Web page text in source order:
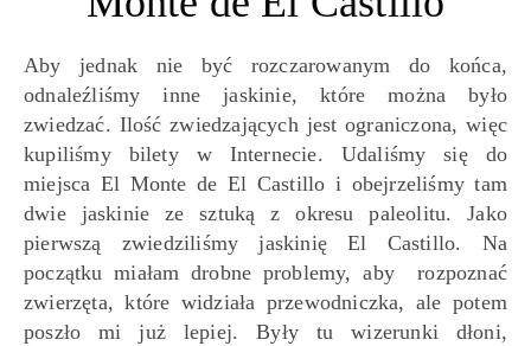
Aby jednak nie być rozczarowanym do końca,
odnaleźliśmy inne jaskinie, które można było
zwiedzać. Ilość zwiedzających jest ograniczona, więc
kupiliśmy bilety w Internecie. Udaliśmy się do
miejsca El Monte de El Castillo i obejrzeliśmy tam
dwie jaskinie ze sztuką z okresu paleolitu. Jako
pierwszą zwiedziliśmy jaskinię El Castillo. Na
początku miałam drobne problemy, aby rozpoznać
zwierzęta, które widziała przewodniczka, ale potem
poszło mi już lepiej. Były tu wizerunki dłoni,